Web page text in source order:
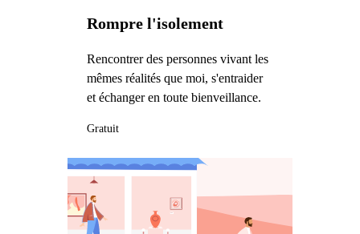
Rompre l'isolement
Rencontrer des personnes vivant les
mêmes réalités que moi, s'entraider
et échanger en toute bienveillance.
Gratuit